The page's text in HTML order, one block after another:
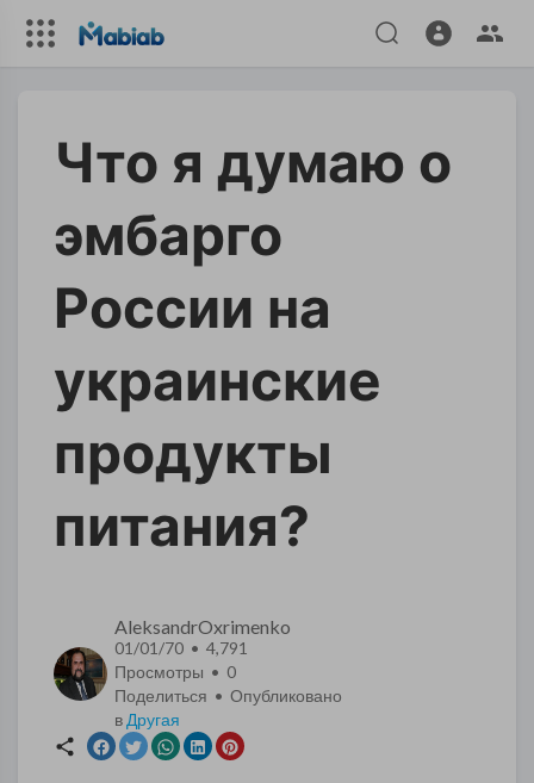
Что я думаю о
эмбарго
России на
украинские
продукты
питания?
AleksandrOxrimenko
01/01/70 • 4,791
Просмотры • 0
Поделиться • Опубликовано
в Другая